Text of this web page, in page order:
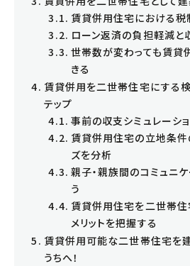
求人情報
売買営業求人
事務・営業求人
賃貸併用住宅における
ローン返済の負担軽減と
世帯数が変わっても賃貸
きる
賃貸併用を二世帯住宅にする
テップ
事前の収支シミュレーシ
賃貸併用住宅の立地条
ズを分析
親子・親族間のコミュニ
う
賃貸併用住宅を二世帯住
メリットを把握する
賃貸併用可能な二世帯住宅を
うちへ！